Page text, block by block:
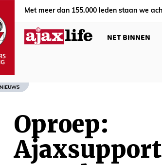
Met meer dan 155.000 leden staan we
NET BINNEN
NIEUWS
Oproep: